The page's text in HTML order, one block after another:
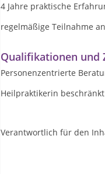
4 Jahre praktische
regelmäßige Teilnahme
Qualifikationen und
Personenzentrierte
Heilpraktikerin
Verantwortlich für den